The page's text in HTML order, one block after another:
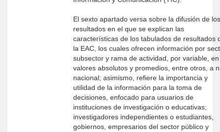
El sexto apartado versa sobre la difusión de los
resultados en el que se explican las
características de los tabulados de resultados
la EAC, los cuales ofrecen información por
subsector y rama de actividad, por variable, en
valores absolutos y promedios, entre otros, a
nacional; asimismo, refiere la importancia y
utilidad de la información para la toma de
decisiones, enfocado para usuarios de
instituciones de investigación o educativas;
investigadores independientes o estudiantes,
gobiernos, empresarios del sector público y